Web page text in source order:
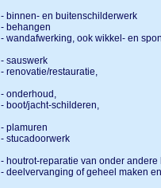
- binnen- en buitenschilderwerk
- behangen
- wandafwerking, ook wikkel- en
- sauswerk
- renovatie/restauratie,
- onderhoud,
- boot/jacht-schilderen,
- plamuren
- stucadoorwerk
- houtrot-reparatie van onder andere
- deelvervanging of geheel maken